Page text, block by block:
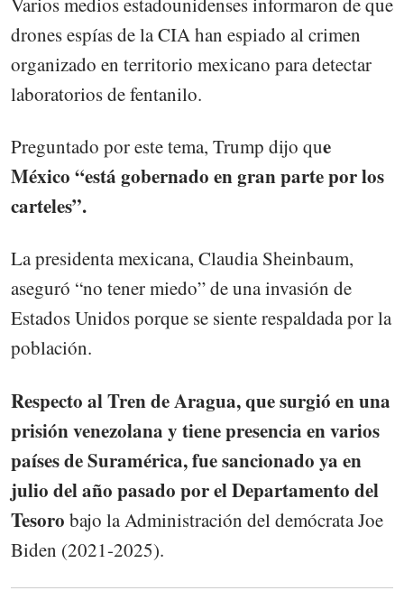
drones espías de la CIA han espiado al crimen
organizado en territorio mexicano para detectar
laboratorios de fentanilo.
Preguntado por este tema, Trump dijo que
México “está gobernado en gran parte por los
carteles”.
La presidenta mexicana, Claudia Sheinbaum,
aseguró “no tener miedo” de una invasión de
Estados Unidos porque se siente respaldada por la
población.
Respecto al Tren de Aragua, que surgió en una
prisión venezolana y tiene presencia en varios
países de Suramérica, fue sancionado ya en
julio del año pasado por el Departamento del
Tesoro bajo la Administración del demócrata Joe
Biden (2021-2025).